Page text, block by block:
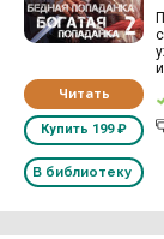
Читать
Купить 199 ₽
В библиотеку